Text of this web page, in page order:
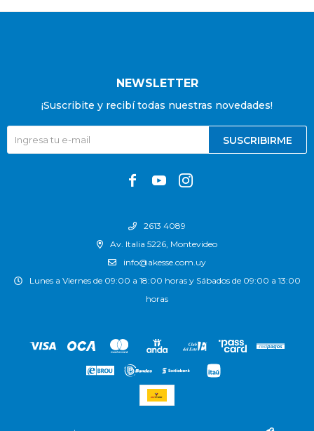
2613 4089
Av. Italia 5226, Montevideo
info@akesse.com.uy
Lunes a Viernes de 09:00 a 18:00 horas y Sábados de 09:00 a 13:00
horas
NEWSLETTER
¡Suscribite y recibí todas nuestras novedades!
SUSCRIBIRME
  